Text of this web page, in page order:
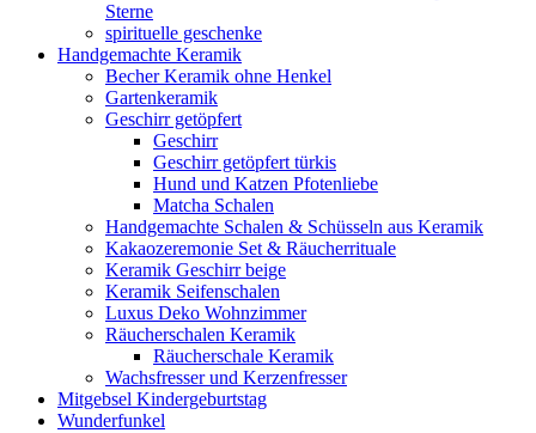
Sterne
spirituelle geschenke
Handgemachte Keramik
Becher Keramik ohne Henkel
Gartenkeramik
Geschirr getöpfert
Geschirr
Geschirr getöpfert türkis
Hund und Katzen Pfotenliebe
Matcha Schalen
Handgemachte Schalen & Schüsseln aus Keramik
Kakaozeremonie Set & Räucherrituale
Keramik Geschirr beige
Keramik Seifenschalen
Luxus Deko Wohnzimmer
Räucherschalen Keramik
Räucherschale Keramik
Wachsfresser und Kerzenfresser
Mitgebsel Kindergeburtstag
Wunderfunkel